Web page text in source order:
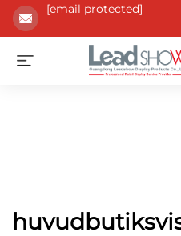
[email protected]